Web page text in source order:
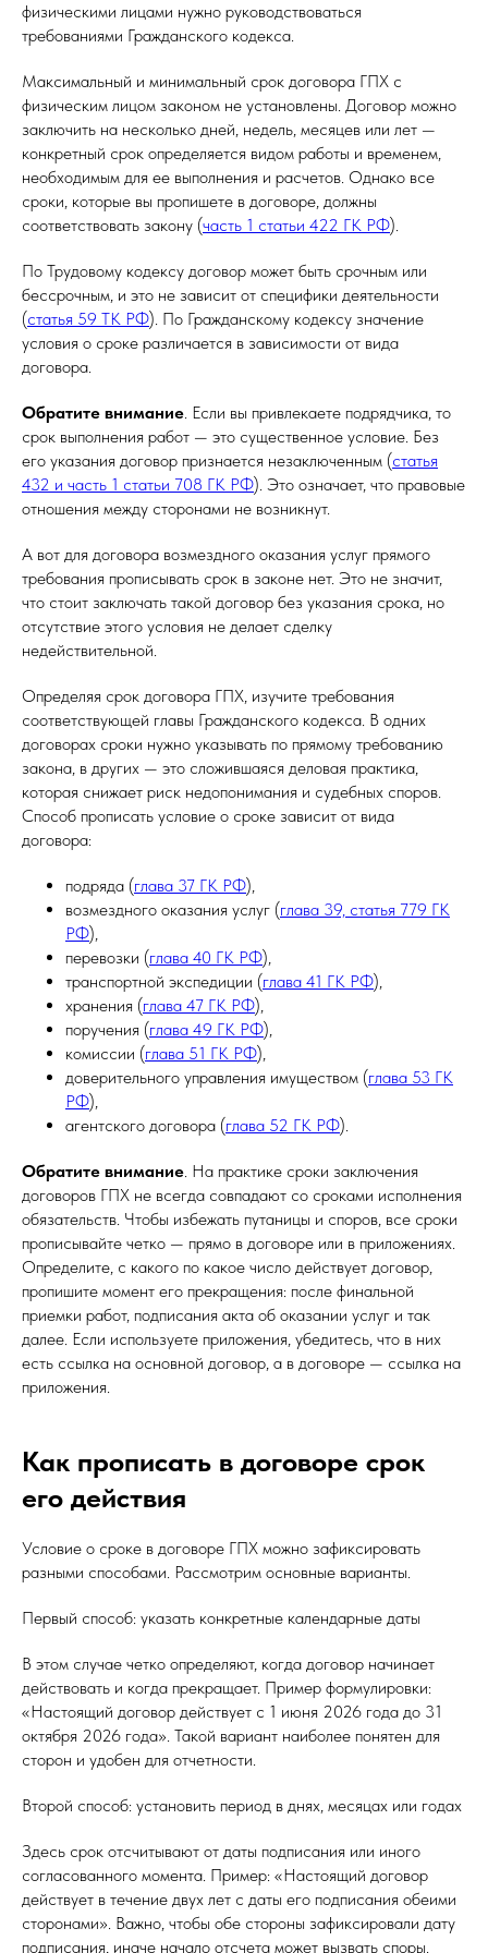
физическими лицами нужно руководствоваться
требованиями Гражданского кодекса.
Максимальный и минимальный срок договора ГПХ с
физическим лицом законом не установлены. Договор можно
заключить на несколько дней, недель, месяцев или лет —
конкретный срок определяется видом работы и временем,
необходимым для ее выполнения и расчетов. Однако все
сроки, которые вы пропишете в договоре, должны
соответствовать закону (часть 1 статьи 422 ГК РФ).
По Трудовому кодексу договор может быть срочным или
бессрочным, и это не зависит от специфики деятельности
(статья 59 ТК РФ). По Гражданскому кодексу значение
условия о сроке различается в зависимости от вида
договора.
Обратите внимание. Если вы привлекаете подрядчика, то
срок выполнения работ — это существенное условие. Без
его указания договор признается незаключенным (статья
432 и часть 1 статьи 708 ГК РФ). Это означает, что правовые
отношения между сторонами не возникнут.
А вот для договора возмездного оказания услуг прямого
требования прописывать срок в законе нет. Это не значит,
что стоит заключать такой договор без указания срока, но
отсутствие этого условия не делает сделку
недействительной.
Определяя срок договора ГПХ, изучите требования
соответствующей главы Гражданского кодекса. В одних
договорах сроки нужно указывать по прямому требованию
закона, в других — это сложившаяся деловая практика,
которая снижает риск недопонимания и судебных споров.
Способ прописать условие о сроке зависит от вида
договора:
подряда (глава 37 ГК РФ),
возмездного оказания услуг (глава 39, статья 779 ГК
РФ),
перевозки (глава 40 ГК РФ),
транспортной экспедиции (глава 41 ГК РФ),
хранения (глава 47 ГК РФ),
поручения (глава 49 ГК РФ),
комиссии (глава 51 ГК РФ),
доверительного управления имуществом (глава 53 ГК
РФ),
агентского договора (глава 52 ГК РФ).
Обратите внимание. На практике сроки заключения
договоров ГПХ не всегда совпадают со сроками исполнения
обязательств. Чтобы избежать путаницы и споров, все сроки
прописывайте четко — прямо в договоре или в приложениях.
Определите, с какого по какое число действует договор,
пропишите момент его прекращения: после финальной
приемки работ, подписания акта об оказании услуг и так
далее. Если используете приложения, убедитесь, что в них
есть ссылка на основной договор, а в договоре — ссылка на
приложения.
Как прописать в договоре срок
его действия
Условие о сроке в договоре ГПХ можно зафиксировать
разными способами. Рассмотрим основные варианты.
Первый способ: указать конкретные календарные даты
В этом случае четко определяют, когда договор начинает
действовать и когда прекращает. Пример формулировки:
«Настоящий договор действует с 1 июня 2026 года до 31
октября 2026 года». Такой вариант наиболее понятен для
сторон и удобен для отчетности.
Второй способ: установить период в днях, месяцах или годах
Здесь срок отсчитывают от даты подписания или иного
согласованного момента. Пример: «Настоящий договор
действует в течение двух лет с даты его подписания обеими
сторонами». Важно, чтобы обе стороны зафиксировали дату
подписания, иначе начало отсчета может вызвать споры.